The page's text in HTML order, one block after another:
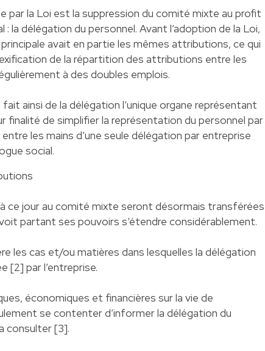
par la Loi est la suppression du comité mixte au profit
: la délégation du personnel. Avant l’adoption de la Loi,
avait en partie les mêmes attributions, ce qui
de la répartition des attributions entre les
à des doubles emplois.
ainsi de la délégation l’unique organe représentant
finalité de simplifier la représentation du personnel par
les mains d’une seule délégation par entreprise
social.
ce jour au comité mixte seront désormais transférées
partant ses pouvoirs s’étendre considérablement.
les cas et/ou matières dans lesquelles la délégation
[2] par l’entreprise.
économiques et financières sur la vie de
se contenter d’informer la délégation du
consulter [3].